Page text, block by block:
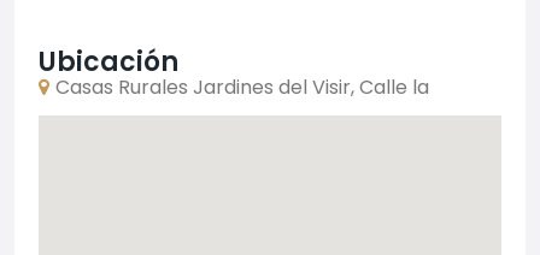
Ubicación
Casas Rurales Jardines del Visir, Calle la
Lomilla, Genalguacil, España